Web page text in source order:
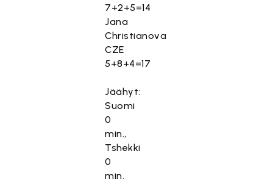
7+2+5=14
Jana
Christianova
CZE
5+8+4=17
Jäähyt:
Suomi
0
min.,
Tshekki
0
min.